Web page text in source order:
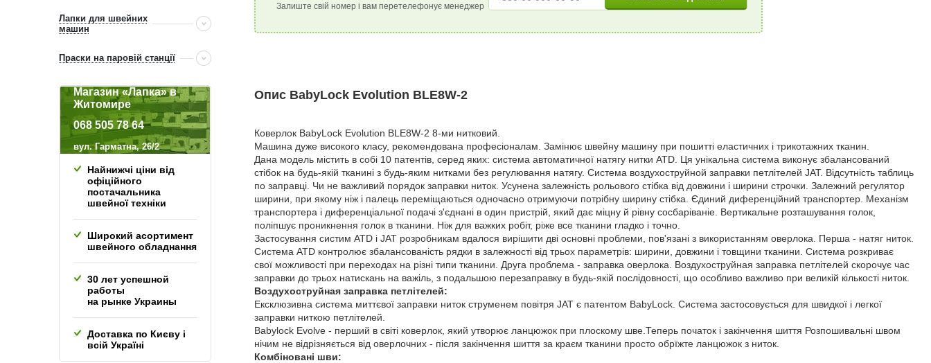
Залиште свій номер і вам перетелефонує менеджер
Опис BabyLock Evolution BLE8W-2
Коверлок BabyLock Evolution BLE8W-2 8-ми нитковий.
Машина дуже високого класу, рекомендована професіоналам. Замінює швейну машину при пошитті еластичних і трикотажних тканин.
Дана модель містить в собі 10 патентів, серед яких: система автоматичної натягу нитки ATD. Ця унікальна система виконує збалансований
стібок на будь-якій тканині з будь-яким нитками без регулювання натягу. Система воздухоструйной заправки петлітелей JAT. Відсутність таблиць
по заправці. Чи не важливий порядок заправки ниток. Усунена залежність рольового стібка від довжини і ширини строчки. Залежний регулятор
ширини, при якому ніж і палець переміщаються одночасно отримуючи потрібну ширину стібка. Єдиний диференційний транспортер. Механізм
транспортера і диференціальної подачі з'єднані в один пристрій, який дає міцну й рівну сосбаріваніе. Вертикальне розташування голок,
поліпшує проникнення голок в тканини. Ніж для важких робіт, ріже все тканини гладко і точно.
Застосування систим ATD і JAT розробникам вдалося вирішити дві основні проблеми, пов'язані з використанням оверлока. Перша - натяг ниток.
Система ATD контролює збалансованість рядки в залежності від трьох параметрів: ширини, довжини і товщини тканини. Система розкриває
свої можливості при переходах на різні типи тканини. Друга проблема - заправка оверлока. Воздухоструйная заправка петлітелей скорочує час
заправки до трьох натискань на важіль, з подальшою перезаправку в будь-якій послідовності, що особливо важливо при великій кількості ниток.
Воздухоструйная заправка петлітелей:
Ексклюзивна система миттєвої заправки ниток струменем повітря JAT є патентом BabyLock. Система застосовується для швидкої і легкої
заправки ниткою петлітелей.
Babylock Evolve - перший в світі коверлок, який утворює ланцюжок при плоскому шве.Теперь початок і закінчення шиття Розпошивальні швом
нічим не відрізняється від оверлочних - після закінчення шиття за краєм тканини просто обрїжте ланцюжок з ниток.
Комбіновані шви:
Лапки для швейних
машин
Праски на паровій станції
Магазин «Лапка» в
Житомире
068 505 78 64
вул. Гарматна, 26/2
Найнижчі ціни від
офіційного
постачальника
швейної техніки
Широкий асортимент
швейного обладнання
30 лет успешной
работы
на рынке Украины
Доставка по Києву і
всій Україні